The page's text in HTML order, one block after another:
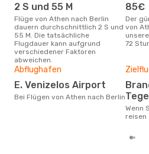
2 S und 55 M
Flüge von Athen nach Berlin
dauern durchschnittlich 2 S und
55 M. Die tatsächliche
Flugdauer kann aufgrund
verschiedener Faktoren
abweichen.
85€
Der günstigste einfache Flug
von
72
Abflughafen
E. Venizelos Airport
Bei Flügen von Athen nach Berlin
Brandenburg Airport,
Tegel
Wenn Sie von Athen nach Berlin
reisen